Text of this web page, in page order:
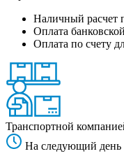
Наличный расчет
Оплата
Оплата по счету
Транспортной
На следующий день